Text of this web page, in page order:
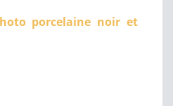
porcelaine noir et